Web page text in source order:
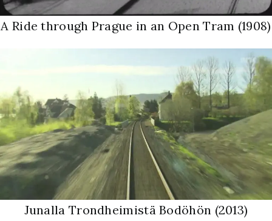
A Ride through Prague in an Open Tram (1908)
Junalla Trondheimistä Bodöhön (2013)